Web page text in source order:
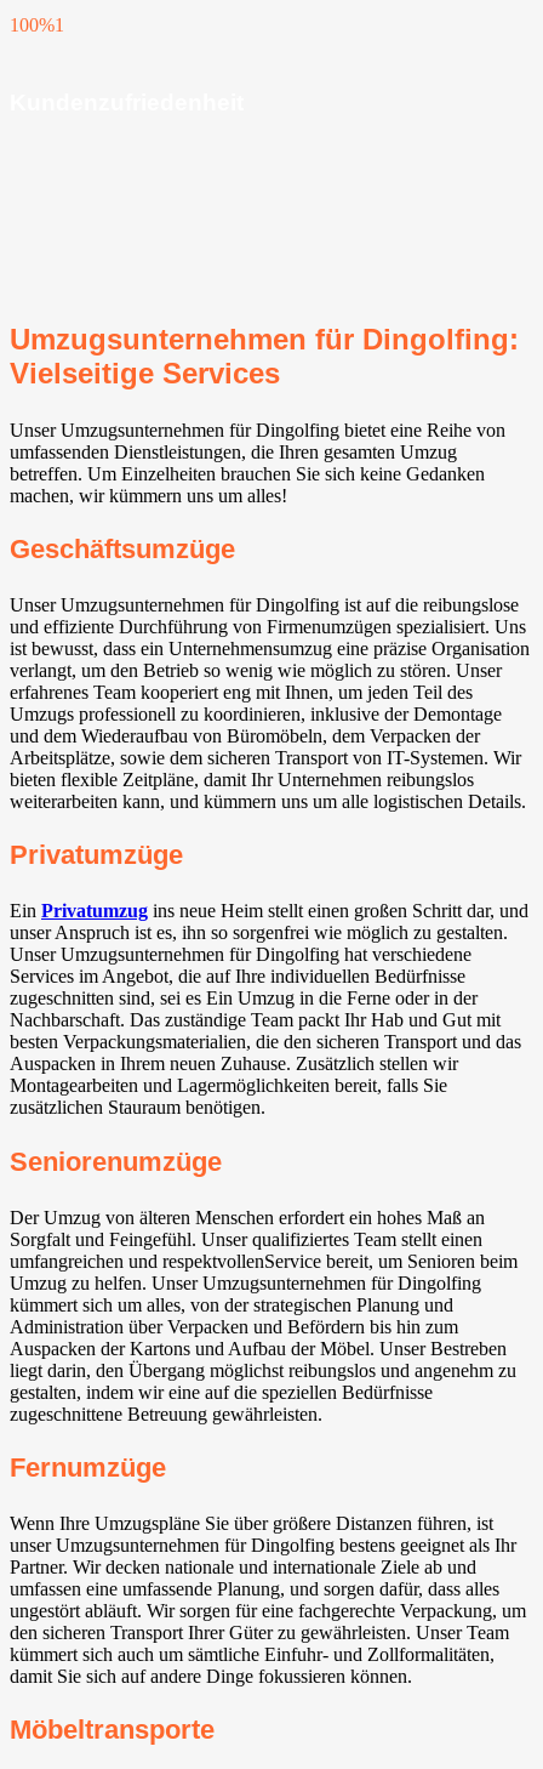
100%1
Umzugsunternehmen für Dingolfing:
Vielseitige Services
Unser Umzugsunternehmen für Dingolfing bietet eine Reihe von
umfassenden Dienstleistungen, die Ihren gesamten Umzug
betreffen. Um Einzelheiten brauchen Sie sich keine Gedanken
machen, wir kümmern uns um alles!
Geschäftsumzüge
Unser Umzugsunternehmen für Dingolfing ist auf die reibungslose
und effiziente Durchführung von Firmenumzügen spezialisiert. Uns
ist bewusst, dass ein Unternehmensumzug eine präzise Organisation
verlangt, um den Betrieb so wenig wie möglich zu stören. Unser
erfahrenes Team kooperiert eng mit Ihnen, um jeden Teil des
Umzugs professionell zu koordinieren, inklusive der Demontage
und dem Wiederaufbau von Büromöbeln, dem Verpacken der
Arbeitsplätze, sowie dem sicheren Transport von IT-Systemen. Wir
bieten flexible Zeitpläne, damit Ihr Unternehmen reibungslos
weiterarbeiten kann, und kümmern uns um alle logistischen Details.
Privatumzüge
Ein Privatumzug ins neue Heim stellt einen großen Schritt dar, und
unser Anspruch ist es, ihn so sorgenfrei wie möglich zu gestalten.
Unser Umzugsunternehmen für Dingolfing hat verschiedene
Services im Angebot, die auf Ihre individuellen Bedürfnisse
zugeschnitten sind, sei es Ein Umzug in die Ferne oder in der
Nachbarschaft. Das zuständige Team packt Ihr Hab und Gut mit
besten Verpackungsmaterialien, die den sicheren Transport und das
Auspacken in Ihrem neuen Zuhause. Zusätzlich stellen wir
Montagearbeiten und Lagermöglichkeiten bereit, falls Sie
zusätzlichen Stauraum benötigen.
Seniorenumzüge
Der Umzug von älteren Menschen erfordert ein hohes Maß an
Sorgfalt und Feingefühl. Unser qualifiziertes Team stellt einen
umfangreichen und respektvollenService bereit, um Senioren beim
Umzug zu helfen. Unser Umzugsunternehmen für Dingolfing
kümmert sich um alles, von der strategischen Planung und
Administration über Verpacken und Befördern bis hin zum
Auspacken der Kartons und Aufbau der Möbel. Unser Bestreben
liegt darin, den Übergang möglichst reibungslos und angenehm zu
gestalten, indem wir eine auf die speziellen Bedürfnisse
zugeschnittene Betreuung gewährleisten.
Fernumzüge
Wenn Ihre Umzugspläne Sie über größere Distanzen führen, ist
unser Umzugsunternehmen für Dingolfing bestens geeignet als Ihr
Partner. Wir decken nationale und internationale Ziele ab und
umfassen eine umfassende Planung, und sorgen dafür, dass alles
ungestört abläuft. Wir sorgen für eine fachgerechte Verpackung, um
den sicheren Transport Ihrer Güter zu gewährleisten. Unser Team
kümmert sich auch um sämtliche Einfuhr- und Zollformalitäten,
damit Sie sich auf andere Dinge fokussieren können.
Möbeltransporte